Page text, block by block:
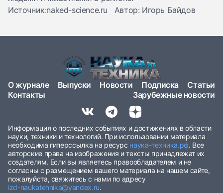
Источник:naked-science.ru Автор: Игорь Байдов
О журнале Выпуски Новости Подписка
Статьи
Контакты
Зарубежные новости
Информация о последних событиях и достижениях в области
науки, техники и технологий. При использовании материала
необходима гиперссылка на ресурс наука-техника.рф. Все
авторские права на изображения и тексты принадлежат их
создателям. Если вы являетесь правообладателем и не
согласны с размещением вашего материала на нашем сайте,
пожалуйста, свяжитесь с нами по адресу
izd-naukatehnika@yandex.ru.